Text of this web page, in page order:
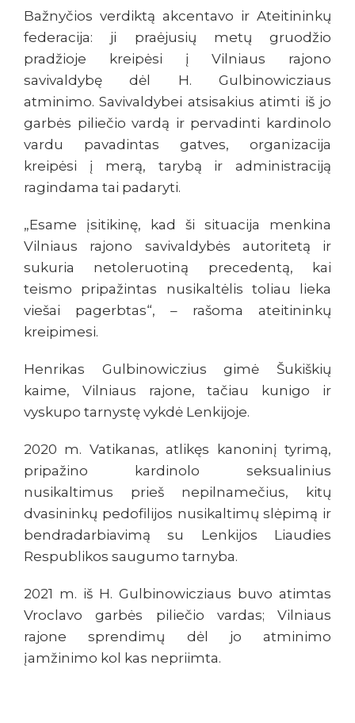
Bažnyčios verdiktą akcentavo ir Ateitininkų
federacija: ji praėjusių metų gruodžio
pradžioje kreipėsi į Vilniaus rajono
savivaldybę dėl H. Gulbinowicziaus
atminimo. Savivaldybei atsisakius atimti iš jo
garbės piliečio vardą ir pervadinti kardinolo
vardu pavadintas gatves, organizacija
kreipėsi į merą, tarybą ir administraciją
ragindama tai padaryti.
„Esame įsitikinę, kad ši situacija menkina
Vilniaus rajono savivaldybės autoritetą ir
sukuria netoleruotiną precedentą, kai
teismo pripažintas nusikaltėlis toliau lieka
viešai pagerbtas“, – rašoma ateitininkų
kreipimesi.
Henrikas Gulbinowiczius gimė Šukiškių
kaime, Vilniaus rajone, tačiau kunigo ir
vyskupo tarnystę vykdė Lenkijoje.
2020 m. Vatikanas, atlikęs kanoninį tyrimą,
pripažino kardinolo seksualinius
nusikaltimus prieš nepilnamečius, kitų
dvasininkų pedofilijos nusikaltimų slėpimą ir
bendradarbiavimą su Lenkijos Liaudies
Respublikos saugumo tarnyba.
2021 m. iš H. Gulbinowicziaus buvo atimtas
Vroclavo garbės piliečio vardas; Vilniaus
rajone sprendimų dėl jo atminimo
įamžinimo kol kas nepriimta.